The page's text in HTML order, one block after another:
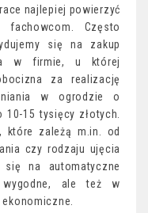
najlepiej powierzyć
fachowcom. Często
się na zakup
w firmie, u której
za realizację
w ogrodzie o
15 tysięcy złotych.
zależą m.in. od
czy rodzaju ujęcia
się na automatyczne
ale też w